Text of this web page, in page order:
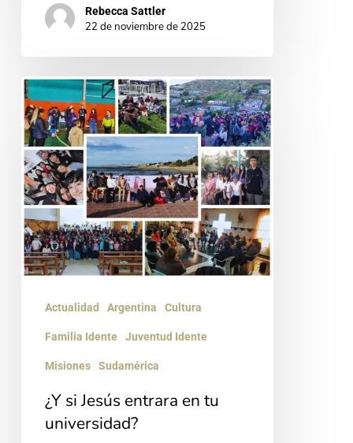
Rebecca Sattler
22 de noviembre de 2025
¿Y
si
Jesús
entrara
en
tu
universidad?
Actualidad Argentina Cultura
Familia Idente Juventud Idente
Misiones Sudamérica
¿Y si Jesús entrara en tu
universidad?